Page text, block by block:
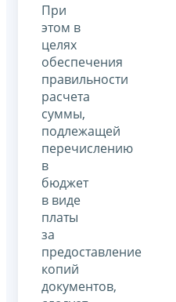
При
этом в
целях
обеспечения
правильности
расчета
суммы,
подлежащей
перечислению
в
бюджет
в виде
платы
за
предоставление
копий
документов,